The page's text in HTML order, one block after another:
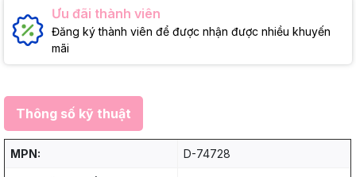
Ưu đãi thành viên
Đăng ký thành viên để được nhận được nhiều khuyến
mãi
Thông số kỹ thuật
MPN: D-74728